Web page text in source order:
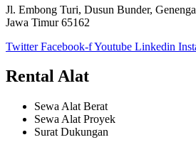
Jl. Embong Turi, Dusun Bunder,
Jawa Timur 65162
Twitter Facebook-fYoutube Linkedin
Rental Alat
Sewa Alat Berat
Sewa Alat Proyek
Surat Dukungan